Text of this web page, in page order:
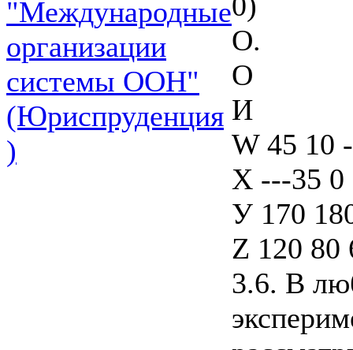
"Международные
организации
системы ООН"
(Юриспруденция
)
О.
О
И
W 45 10
X ---35 0
У 170
Z 120 80
3.6. В